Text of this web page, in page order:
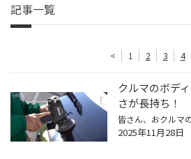
記事一覧
< 1 2 3 4
クルマのボデ
さが長持ち！
2025年11月28日